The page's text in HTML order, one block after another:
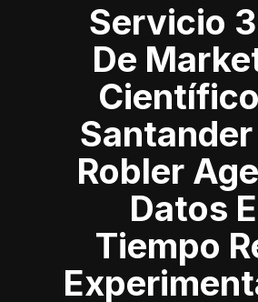
Servicio
De
Robler
Datos
Tiempo